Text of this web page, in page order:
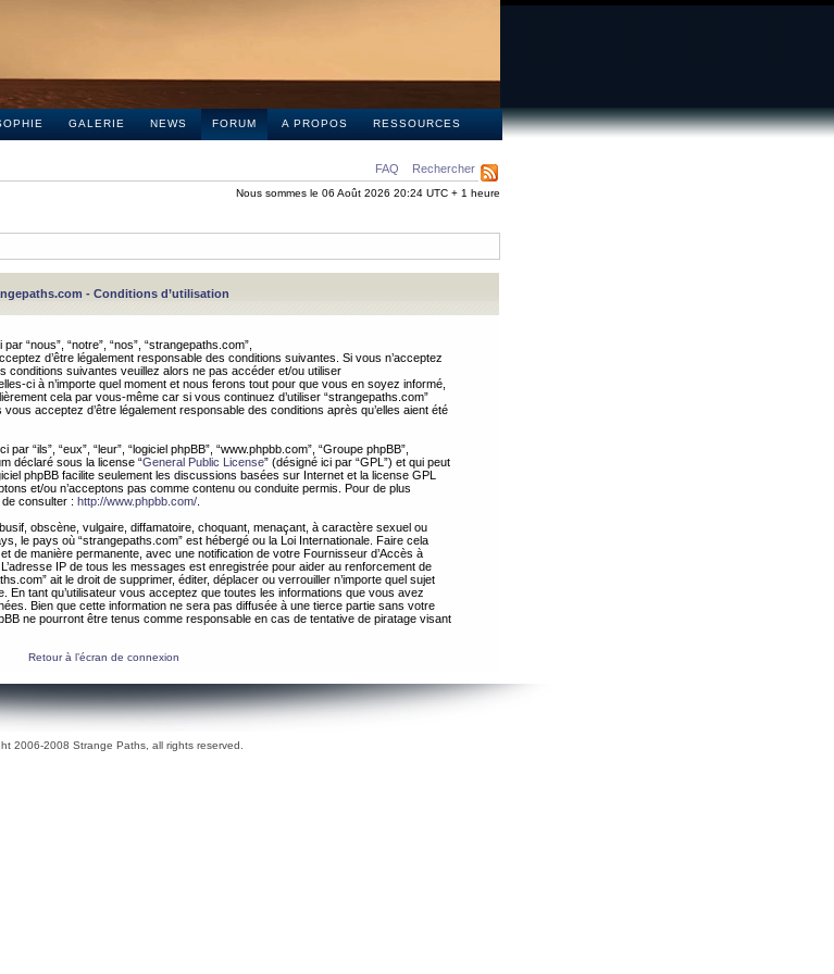
GALERIE NEWS FORUM A PROPOS RESSOURCES
FAQ Rechercher
Nous sommes le 06 Août 2026 20:24 UTC + 1 heure
- Conditions d’utilisation
“nous”, “notre”, “nos”, “strangepaths.com”,
d’être légalement responsable des conditions suivantes. Si vous n’acceptez
conditions suivantes veuillez alors ne pas accéder et/ou utiliser
ci à n’importe quel moment et nous ferons tout pour que vous en soyez informé,
cela par vous-même car si vous continuez d’utiliser “strangepaths.com”
acceptez d’être légalement responsable des conditions après qu’elles aient été
“ils”, “eux”, “leur”, “logiciel phpBB”, “www.phpbb.com”, “Groupe phpBB”,
déclaré sous la license “General Public License” (désigné ici par “GPL”) et qui peut
phpBB facilite seulement les discussions basées sur Internet et la license GPL
et/ou n’acceptons pas comme contenu ou conduite permis. Pour de plus
consulter : http://www.phpbb.com/
obscène, vulgaire, diffamatoire, choquant, menaçant, à caractère sexuel ou
le pays où “strangepaths.com” est hébergé ou la Loi Internationale. Faire cela
de manière permanente, avec une notification de votre Fournisseur d’Accès à
IP de tous les messages est enregistrée pour aider au renforcement de
ait le droit de supprimer, éditer, déplacer ou verrouiller n’importe quel sujet
En tant qu’utilisateur vous acceptez que toutes les informations que vous avez
Bien que cette information ne sera pas diffusée à une tierce partie sans votre
ne pourront être tenus comme responsable en cas de tentative de piratage visant
Retour à l’écran de connexion
2006-2008 Strange Paths, all rights reserved.